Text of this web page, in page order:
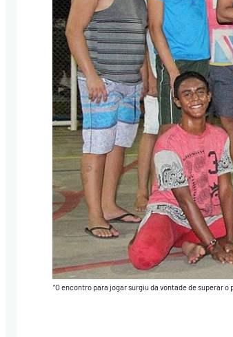
“O encontro para jogar surgiu da vontade de superar